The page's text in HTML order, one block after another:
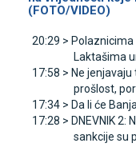
(FOTO/VIDEO)
20:29 > Polaznicima
Laktašima
17:58 > Ne
prošlost,
17:34 > Da li će
17:28 > DNEVNIK 2:
sankcije su